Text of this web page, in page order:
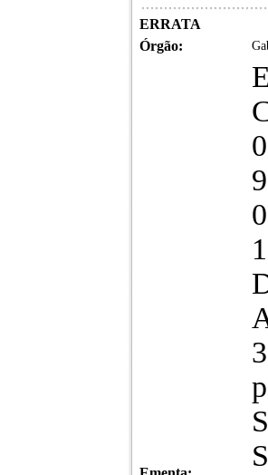
ERRATA
Órgão: